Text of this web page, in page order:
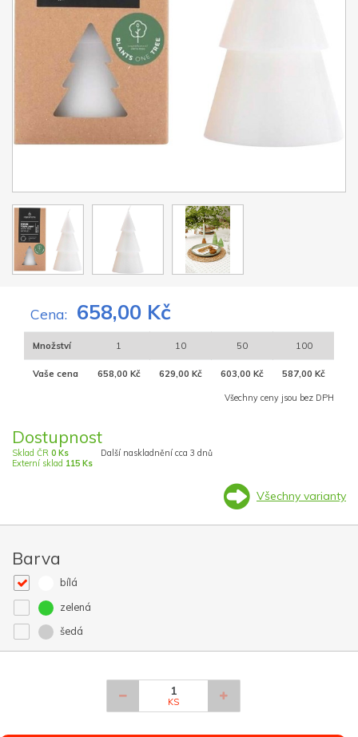
Cena: 658,00 Kč
Množství 1 10 50 100
Vaše cena 658,00 Kč 629,00 Kč 603,00 Kč 587,00 Kč
Všechny ceny jsou bez DPH
Dostupnost
Sklad ČR 0 Ks
Externí sklad 115 Ks
Další naskladnění cca 3 dnů
Všechny varianty
Barva
bílá
zelená
šedá
KS